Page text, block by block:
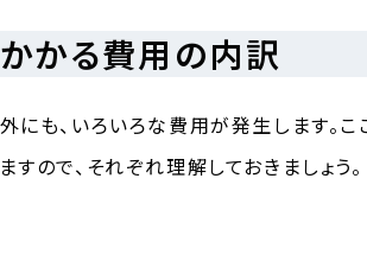
かる費用の内訳
も、いろいろな費用が発生します。こ
ので、それぞれ理解しておきましょう。